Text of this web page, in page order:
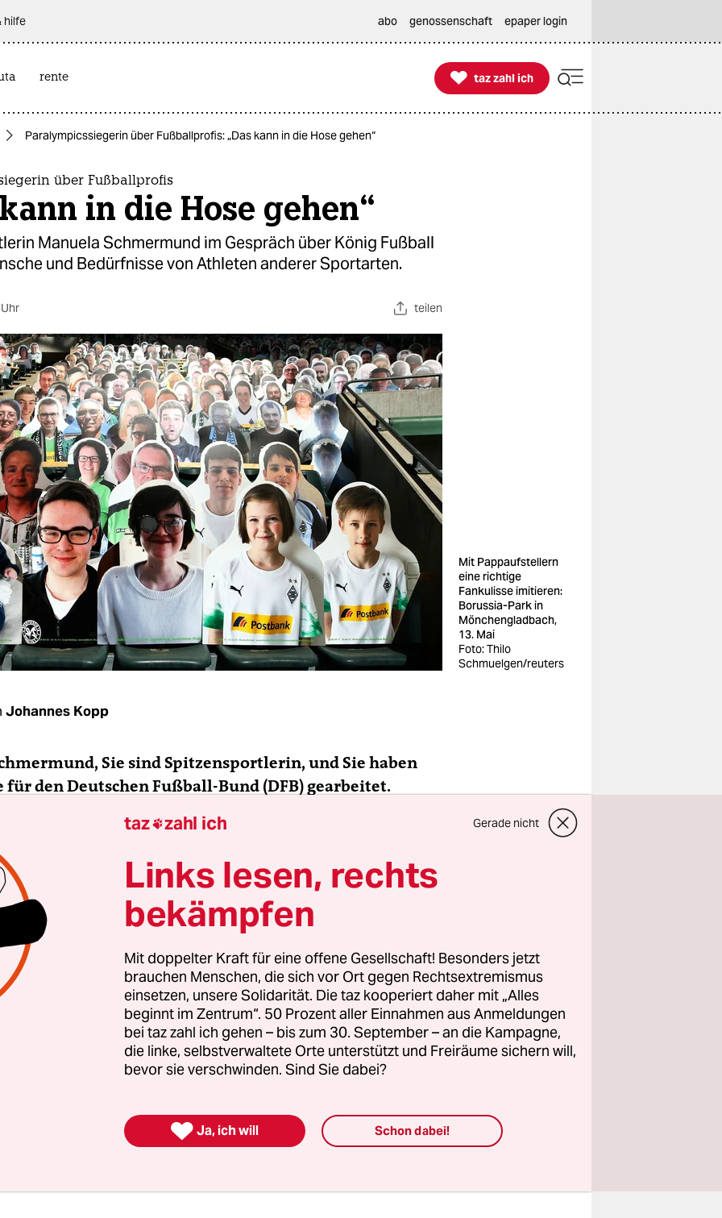
hilfe abo genossenschaft epaper login
rente 
taz zahl ich
taz zahl ich
Paralympicssiegerin über Fußballprofis: „Das kann in die Hose gehen“
über Fußballprofis
in die Hose gehen“
Manuela Schmermund im Gespräch über König Fußball
und Bedürfnisse von Athleten anderer Sportarten.
teilen
Mit Pappaufstellern
eine richtige
Fankulisse imitieren:
Borussia-Park in
Mönchengladbach,
13. Mai
Foto: Thilo
Schmuelgen/reuters
Johannes Kopp
Sie sind Spitzensportlerin, und Sie haben
für den Deutschen Fußball-Bund (DFB) gearbeitet.
Ich bin wie viele Menschen in Deutschland
ist aber nicht der richtige Ausdruck. Unter den
habe ich eher Bauchweh damit.
Wochenende und dem gezeigten Verhalten der
kommt es einem fast so vor, als ob die Pandemie weg wäre.
aber weiter unter uns, wir haben kein Impfmittel, kein
taz zahl ich Gerade nicht
Links lesen, rechts
bekämpfen
Mit doppelter Kraft für eine offene Gesellschaft! Besonders jetzt
brauchen Menschen, die sich vor Ort gegen Rechtsextremismus
einsetzen, unsere Solidarität. Die taz kooperiert daher mit „Alles
beginnt im Zentrum“. 50 Prozent aller Einnahmen aus Anmeldungen
bei taz zahl ich gehen – bis zum 30. September – an die Kampagne,
die linke, selbstverwaltete Orte unterstützt und Freiräume sichern will,
bevor sie verschwinden. Sind Sie dabei?
 Ja, ich will Schon dabei!